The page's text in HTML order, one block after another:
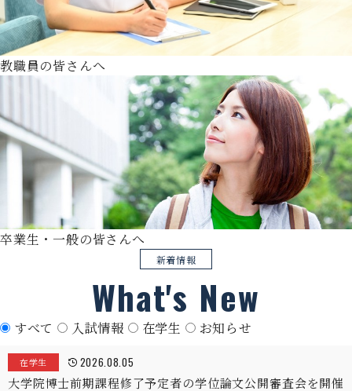
教職員の皆さんへ
卒業生・一般の皆さんへ
新着情報
What's New
すべて 入試情報 在学生 お知らせ
在学生 2026.08.05
大学院博士前期課程修了予定者の学位論文公開審査会を開催